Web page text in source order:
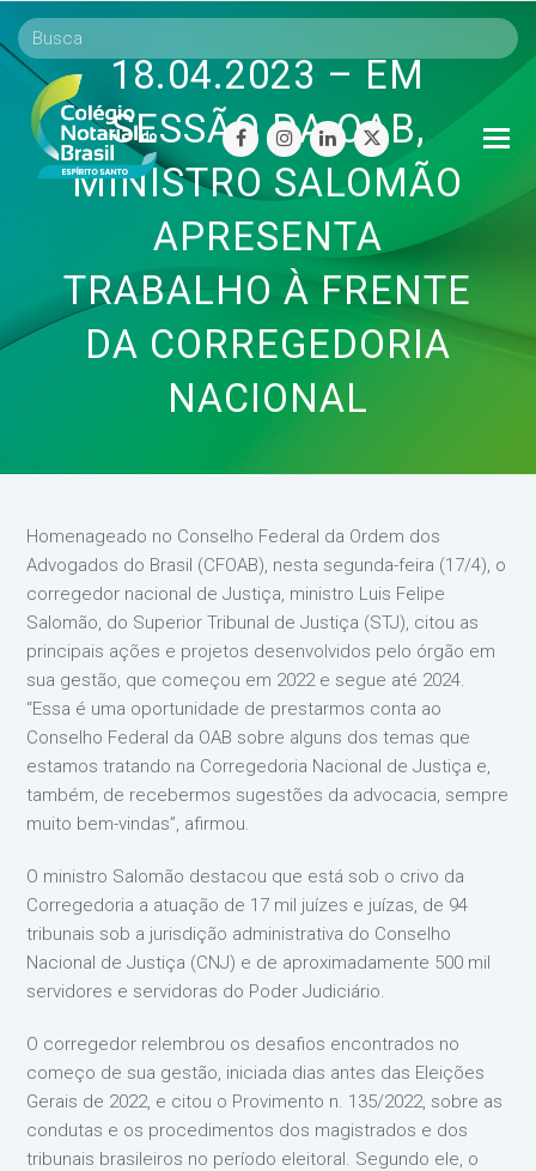
facebookinstagram
linkedintwitter
18.04.2023 – EM
SESSÃO DA OAB,
MINISTRO SALOMÃO
APRESENTA
TRABALHO À FRENTE
DA CORREGEDORIA
NACIONAL
Homenageado no Conselho Federal da Ordem dos
Advogados do Brasil (CFOAB), nesta segunda-feira (17/4), o
corregedor nacional de Justiça, ministro Luis Felipe
Salomão, do Superior Tribunal de Justiça (STJ), citou as
principais ações e projetos desenvolvidos pelo órgão em
sua gestão, que começou em 2022 e segue até 2024.
“Essa é uma oportunidade de prestarmos conta ao
Conselho Federal da OAB sobre alguns dos temas que
estamos tratando na Corregedoria Nacional de Justiça e,
também, de recebermos sugestões da advocacia, sempre
muito bem-vindas”, afirmou.
O ministro Salomão destacou que está sob o crivo da
Corregedoria a atuação de 17 mil juízes e juízas, de 94
tribunais sob a jurisdição administrativa do Conselho
Nacional de Justiça (CNJ) e de aproximadamente 500 mil
servidores e servidoras do Poder Judiciário.
O corregedor relembrou os desafios encontrados no
começo de sua gestão, iniciada dias antes das Eleições
Gerais de 2022, e citou o Provimento n. 135/2022, sobre as
condutas e os procedimentos dos magistrados e dos
tribunais brasileiros no período eleitoral. Segundo ele, o